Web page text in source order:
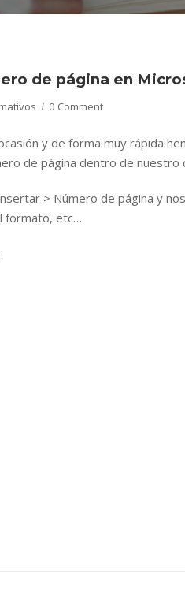
de página en
0 Comment
y de forma muy rápida
de página dentro de nuestro
> Número de página y
formato, etc…